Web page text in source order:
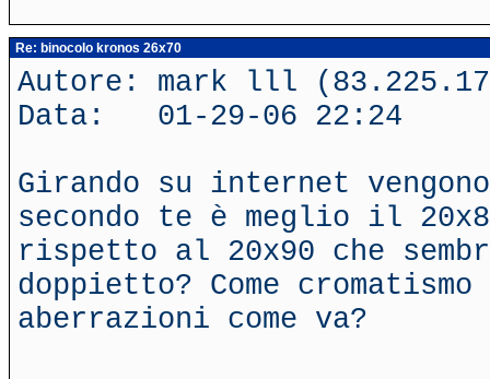
Re: binocolo kronos 26x70
Autore: mark lll
Data: 01-29-06 22:24
Girando su internet
secondo te è meglio il
rispetto al 20x90 che
doppietto? Come
aberrazioni come va?